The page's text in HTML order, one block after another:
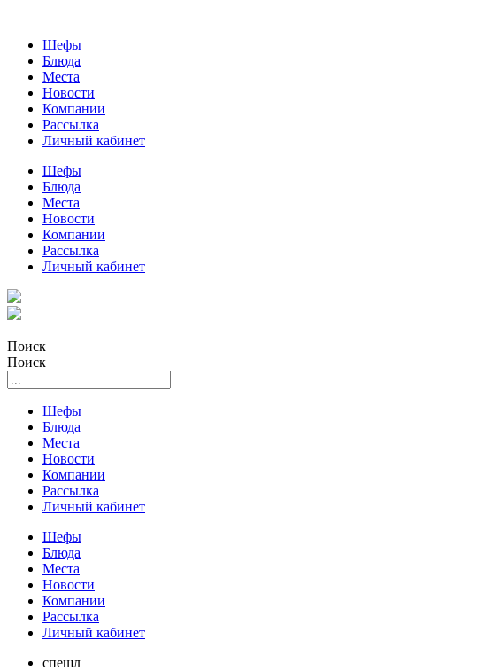
Шефы
Блюда
Места
Новости
Компании
Рассылка
Личный кабинет
Шефы
Блюда
Места
Новости
Компании
Рассылка
Личный кабинет
Поиск
Поиск
Шефы
Блюда
Места
Новости
Компании
Рассылка
Личный кабинет
Шефы
Блюда
Места
Новости
Компании
Рассылка
Личный кабинет
спешл